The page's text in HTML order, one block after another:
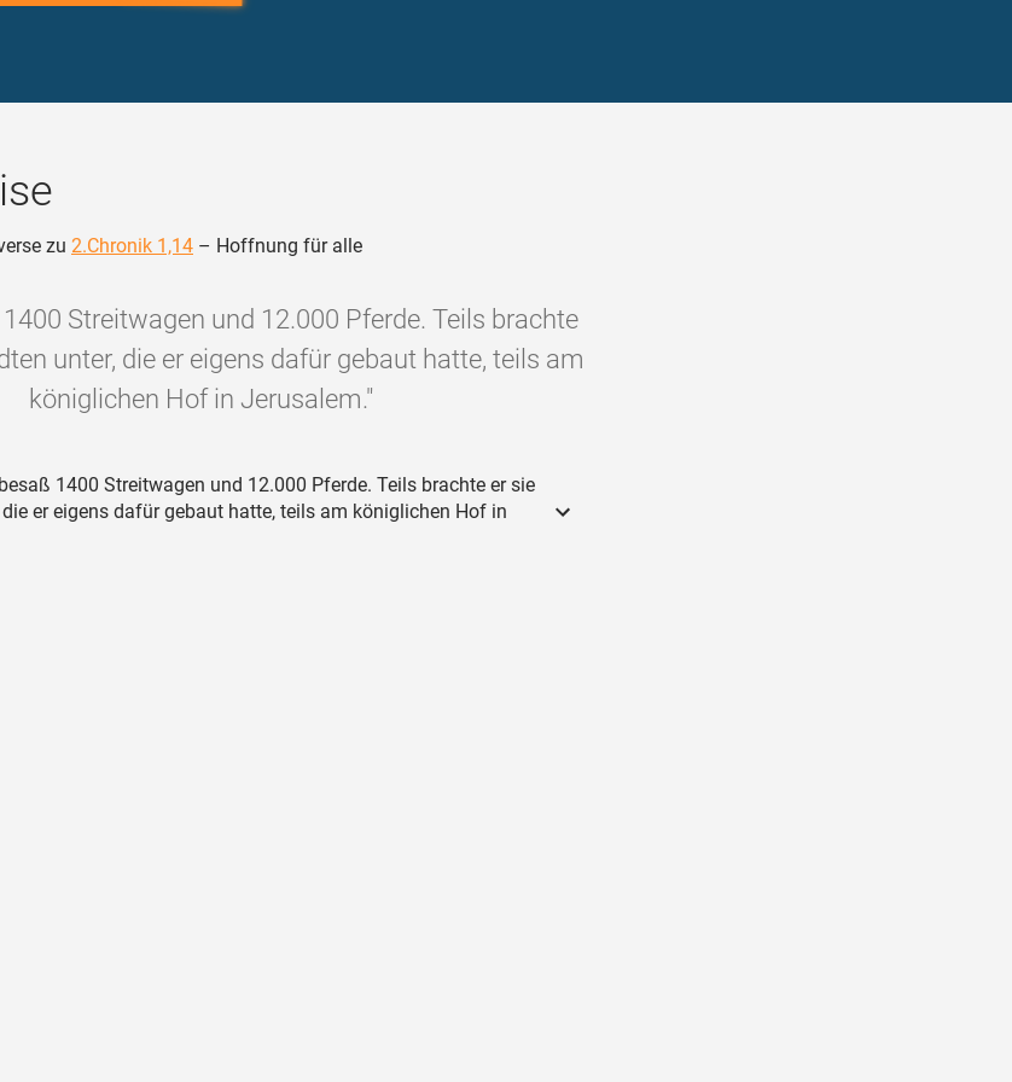
zu 2.Chronik 1,14 – Hoffnung für alle
Streitwagen und 12.000 Pferde. Teils brachte
unter, die er eigens dafür gebaut hatte, teils am
königlichen Hof in Jerusalem."
1400 Streitwagen und 12.000 Pferde. Teils brachte er sie
er eigens dafür gebaut hatte, teils am königlichen Hof in